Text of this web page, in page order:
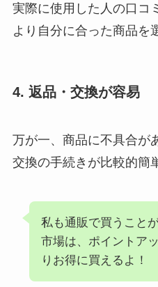
実際に使用した人の口コ
より自分に合った商品を
4. 返品・交換が容易
万が一、商品に不具合が
交換の手続きが比較的簡
私も通販で買うこと
市場は、ポイントア
りお得に買えるよ！